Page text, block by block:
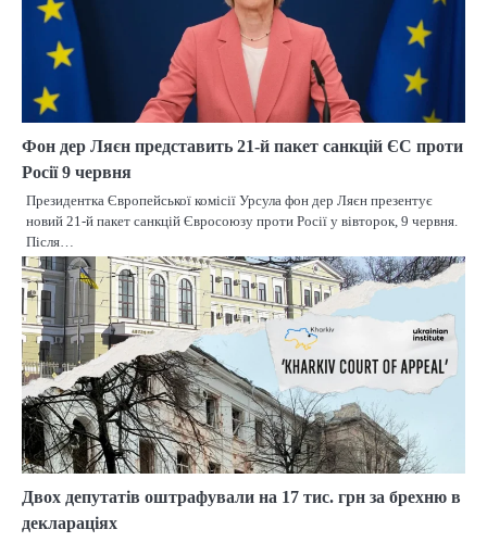
Фон дер Ляєн представить 21-й пакет санкцій ЄС проти
Росії 9 червня
Президентка Європейської комісії Урсула фон дер Ляєн презентує
новий 21-й пакет санкцій Євросоюзу проти Росії у вівторок, 9 червня.
Після…
Двох депутатів оштрафували на 17 тис. грн за брехню в
деклараціях